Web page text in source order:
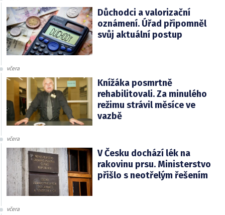
Důchodci a valorizační
oznámení. Úřad připomněl
svůj aktuální postup
včera
Knížáka posmrtně
rehabilitovali. Za minulého
režimu strávil měsíce ve
vazbě
včera
V Česku dochází lék na
rakovinu prsu. Ministerstvo
přišlo s neotřelým řešením
včera